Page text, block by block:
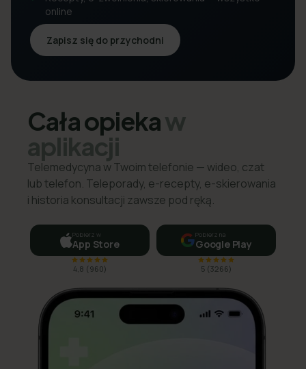
online
Zapisz się do przychodni
Cała opiekaw
aplikacji
Telemedycyna w Twoim telefonie — wideo, czat
lub telefon. Teleporady, e-recepty, e-skierowania
i historia konsultacji zawsze pod ręką.
Pobierz w
App Store
4,8 ( 960)
Pobierz na
Google Play
5 (3266)